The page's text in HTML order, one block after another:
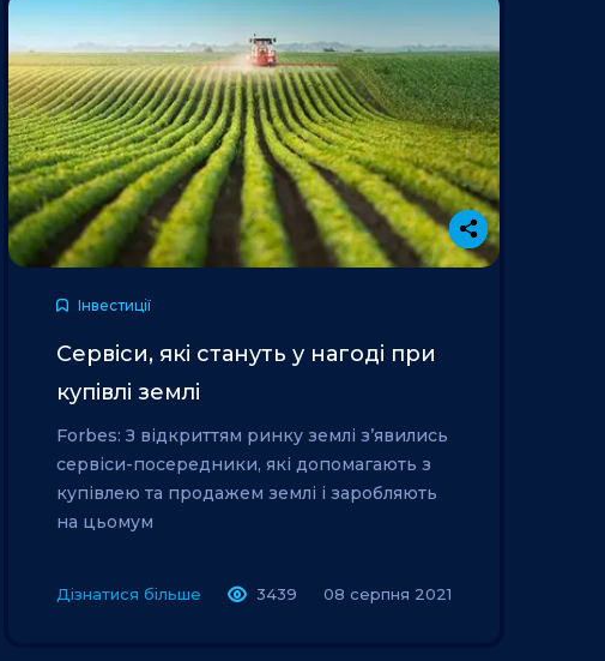
Інвестиції
Сервіси, які стануть у нагоді при
купівлі землі
Forbes: З відкриттям ринку землі зʼявились
сервіси-посередники, які допомагають з
купівлею та продажем землі і заробляють
на цьомум
Дізнатися більше 3439 08 серпня 2021